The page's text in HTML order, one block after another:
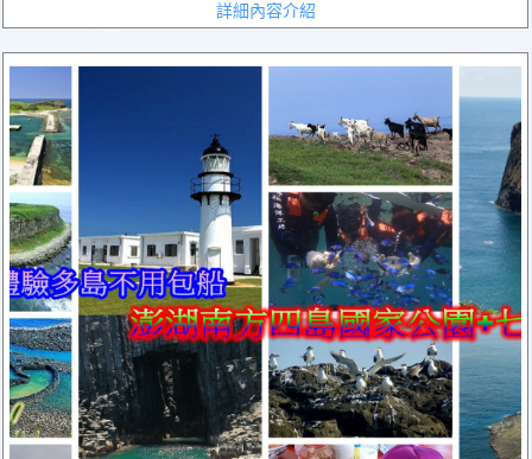
詳細內容介紹